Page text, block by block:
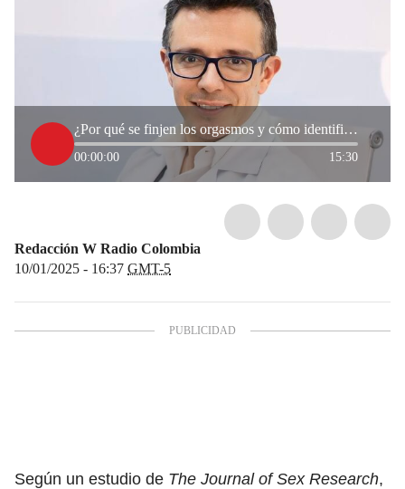
¿Por qué se finjen los orgasmos y cómo identificar el problema? Consejos del sexólogo
00:00:00 15:30
Redacción W Radio Colombia
10/01/2025 - 16:37 GMT-5
Según un estudio de The Journal of Sex Research,